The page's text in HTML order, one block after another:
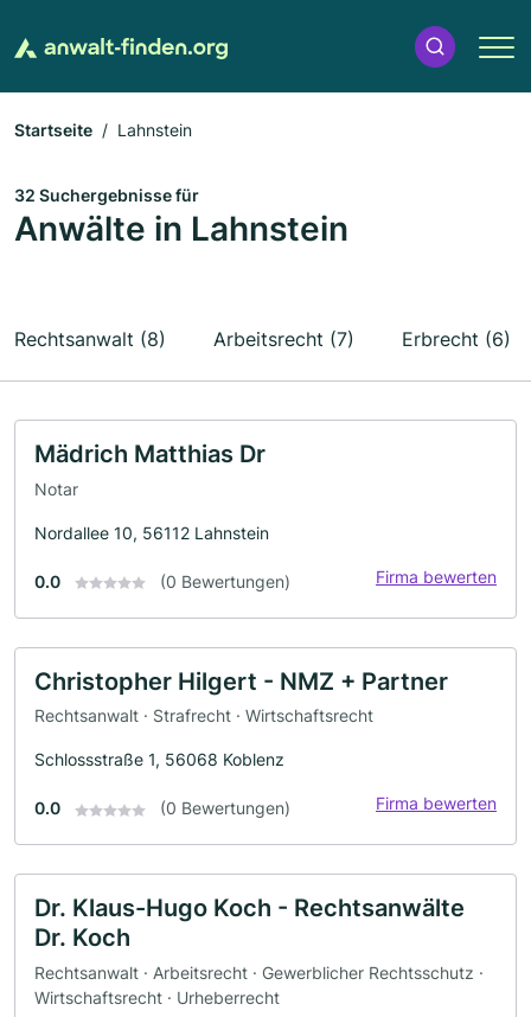
Startseite Lahnstein
32 Suchergebnisse für
Anwälte in Lahnstein
Rechtsanwalt (8) Arbeitsrecht (7) Erbrecht (6)
Mädrich Matthias Dr
Notar
Nordallee 10, 56112 Lahnstein
0.0 (0 Bewertungen) Firma bewerten
Christopher Hilgert - NMZ + Partner
Rechtsanwalt · Strafrecht · Wirtschaftsrecht
Schlossstraße 1, 56068 Koblenz
0.0 (0 Bewertungen) Firma bewerten
Dr. Klaus-Hugo Koch - Rechtsanwälte
Dr. Koch
Rechtsanwalt · Arbeitsrecht · Gewerblicher Rechtsschutz ·
Wirtschaftsrecht · Urheberrecht